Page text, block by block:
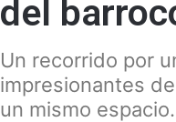
del
Un recorrido por
impresionantes
un mismo espacio.